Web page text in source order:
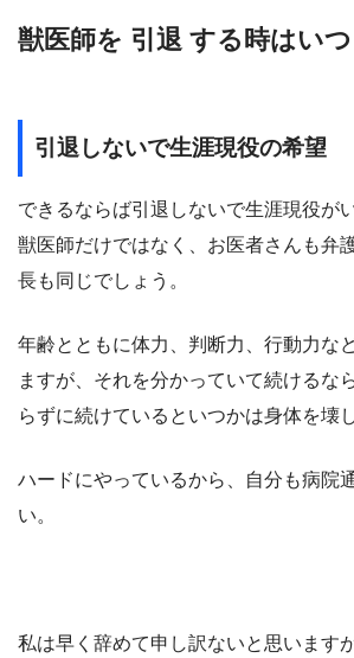
獣医師を 引退 する時はいつ
引退しないで生涯現役の希望
できるならば引退しないで生涯現役が
獣医師だけではなく、お医者さんも弁
長も同じでしょう。
年齢とともに体力、判断力、行動力な
ますが、それを分かっていて続けるな
らずに続けているといつかは身体を壊
ハードにやっているから、自分も病院
い。
私は早く辞めて申し訳ないと思います